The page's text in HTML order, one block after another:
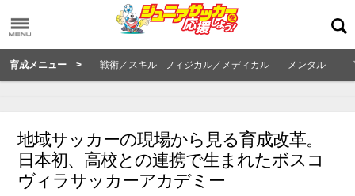
育成メニュー > 戦術／スキル フィジカル／メディカル メンタル
地域サッカーの現場から見る育成改革。
日本初、高校との連携で生まれたボスコ
ヴィラサッカーアカデミー